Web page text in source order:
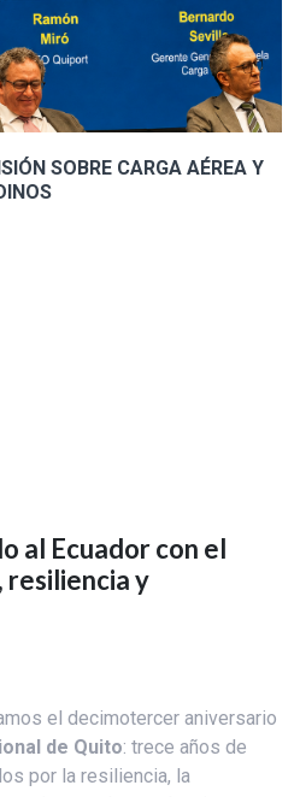
SOBRE CARGA AÉREA Y
al Ecuador con el
resiliencia y
el decimotercer aniversario
de Quito: trece años de
por la resiliencia, la